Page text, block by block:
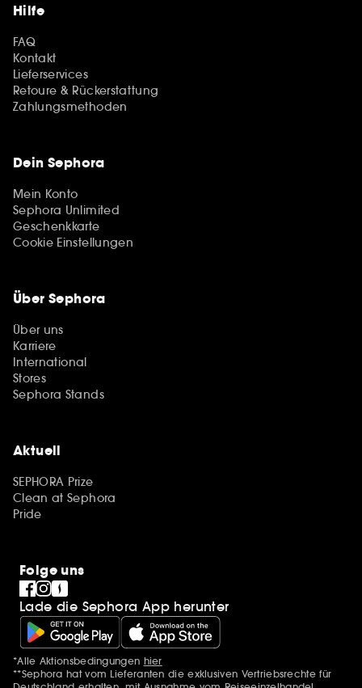
Hilfe
FAQ
Kontakt
Lieferservices
Retoure & Rückerstattung
Zahlungsmethoden
Dein Sephora
Mein Konto
Sephora Unlimited
Geschenkkarte
Cookie Einstellungen
Über Sephora
Über uns
Karriere
International
Stores
Sephora Stands
Aktuell
SEPHORA Prize
Clean at Sephora
Pride
Folge uns
Lade die Sephora App herunter
Zusätzlich Erwähnungen
*Alle Aktionsbedingungen hier
**Sephora hat vom Lieferanten die exklusiven Vertriebsrechte für